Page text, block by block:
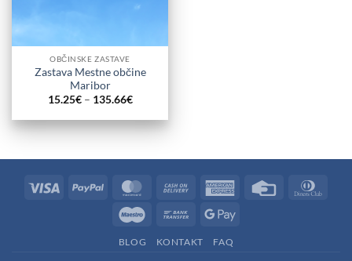
OBČINSKE ZASTAVE
Zastava Mestne občine
Maribor
15.25€ – 135.66€Cenovni
od
15.25€
Visa PayPal MasterCardCash
Delivery
American
Credit
Maestro
Bank
Google
BLOG KONTAKT FAQ